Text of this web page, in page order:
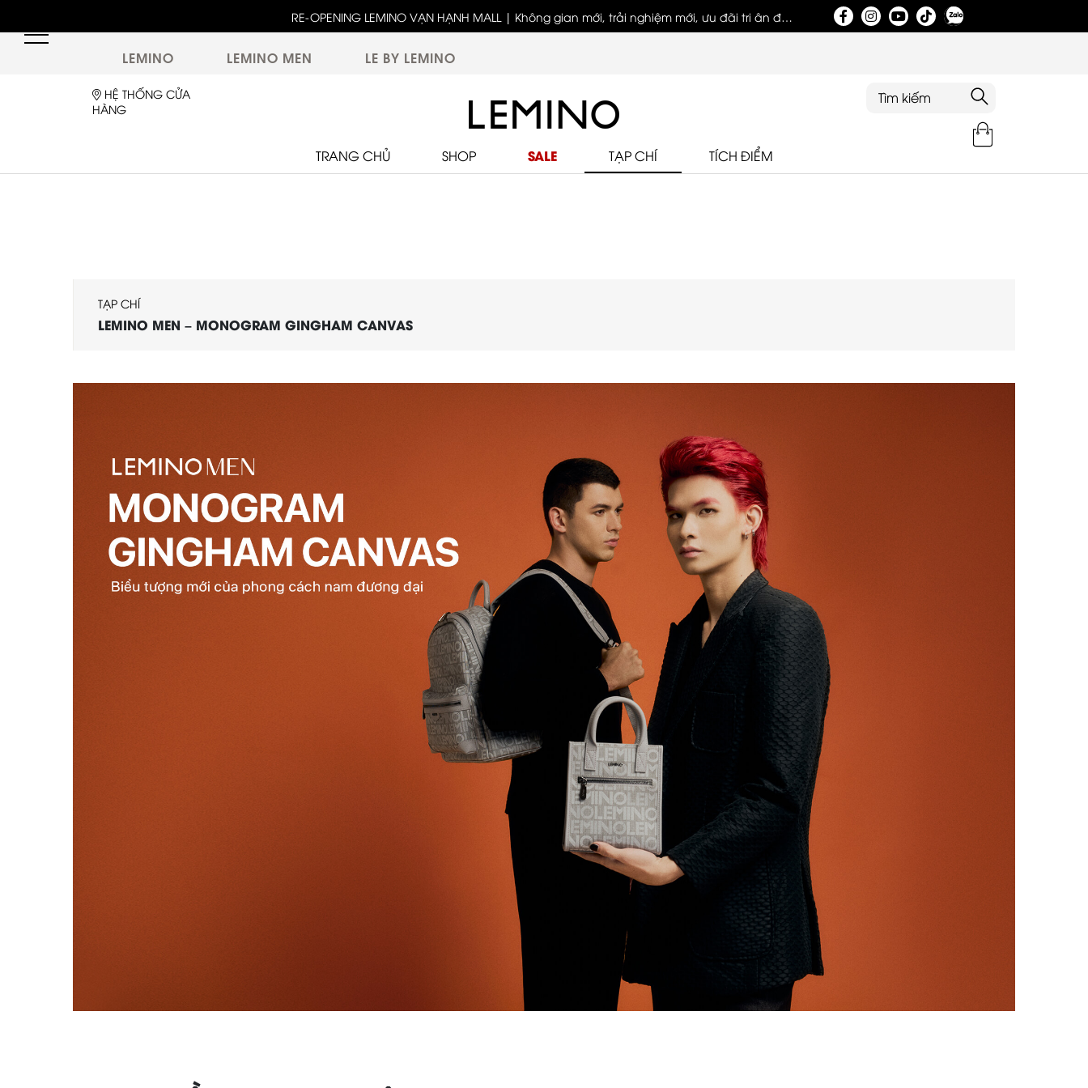
RE-OPENING LEMINO VẠN HẠNH MALL | Không gian mới, trải nghiệm mới, ưu đãi tri ân đặc
biệt
Bốn thế hệ - Một tinh thần thời trang cùng LEMINO Tri ân khách hàng nhân dịp khai trương showroom
LEMINO LEMINO MEN LE BY LEMINO
HỆ THỐNG CỬA
HÀNG
TRANG CHỦ SHOP SALE TẠP CHÍ TÍCH ĐIỂM
TẠP CHÍ
LEMINO MEN – MONOGRAM GINGHAM CANVAS